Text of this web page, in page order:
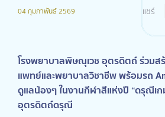
04 กุมภาพันธ์ 2569 แชร์
โรงพยาบาลพิษณุเวช อุตรดิตถ์ ร่วมส
แพทย์และพยาบาลวิชาชีพ พร้อมรถ
ดูแลน้องๆ ในงานกีฬาสีแห่งปี “ดรุณีเก
อุตรดิตถ์ดรุณี